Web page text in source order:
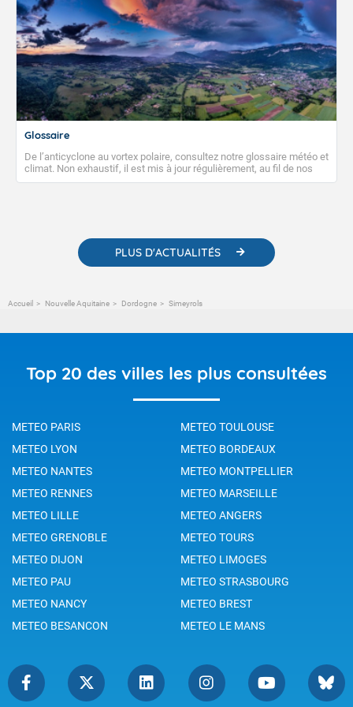
Glossaire
De l’anticyclone au vortex polaire, consultez notre glossaire météo et
climat. Non exhaustif, il est mis à jour régulièrement, au fil de nos
publications. Vous y trouverez également des liens utiles vers nos
PLUS D'ACTUALITÉS
Accueil Nouvelle Aquitaine Dordogne Simeyrols
Top 20 des villes les plus consultées
METEO PARIS
METEO TOULOUSE
METEO LYON
METEO BORDEAUX
METEO NANTES
METEO MONTPELLIER
METEO RENNES
METEO MARSEILLE
METEO LILLE
METEO ANGERS
METEO GRENOBLE
METEO TOURS
METEO DIJON
METEO LIMOGES
METEO PAU
METEO STRASBOURG
METEO NANCY
METEO BREST
METEO BESANCON
METEO LE MANS